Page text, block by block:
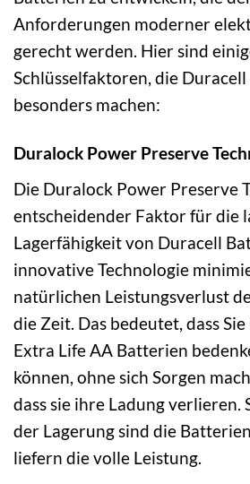
Anforderungen moderner
gerecht werden. Hier sind
Schlüsselfaktoren, die
besonders machen:
Duralock Power Preserve
Die Duralock Power Preserve
entscheidender Faktor für die
Lagerfähigkeit von Duracell
innovative Technologie
natürlichen Leistungsverlust
die Zeit. Das bedeutet, dass
Extra Life AA Batterien
können, ohne sich Sorgen
dass sie ihre Ladung verlieren.
der Lagerung sind die
liefern die volle Leistung.